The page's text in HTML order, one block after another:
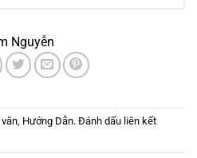
Nguyễn
, Hướng Dẫn. Đánh dấu liên kết